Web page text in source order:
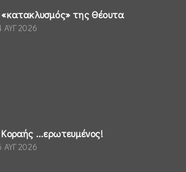
της Θέουτα
ΑΥΓ 2026
...ερωτευμένος!
ΑΥΓ 2026